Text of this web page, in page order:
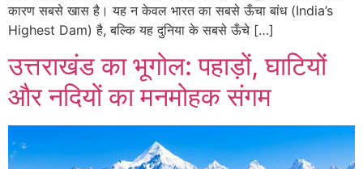
कारण सबसे खास है। यह न केवल भारत का सबसे ऊँचा बांध (India’s
Highest Dam) है, बल्कि यह दुनिया के सबसे ऊँचे […]
उत्तराखंड का भूगोल: पहाड़ों, घाटियों
और नदियों का मनमोहक संगम